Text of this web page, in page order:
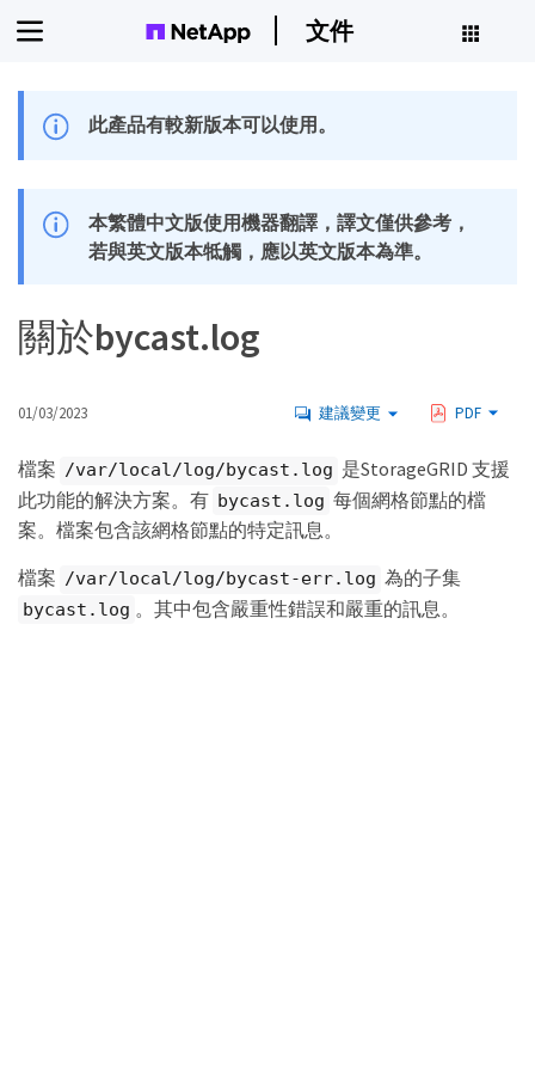
文件
此產品有較新版本可以使用。
本繁體中文版使用機器翻譯，譯文僅供參考，
若與英文版本牴觸，應以英文版本為準。
關於bycast.log
01/03/2023 建議變更 PDF
檔案 /var/local/log/bycast.log 是StorageGRID 支援
此功能的解決方案。有 bycast.log 每個網格節點的檔
案。檔案包含該網格節點的特定訊息。
檔案 /var/local/log/bycast-err.log 為的子集
bycast.log 。其中包含嚴重性錯誤和嚴重的訊息。